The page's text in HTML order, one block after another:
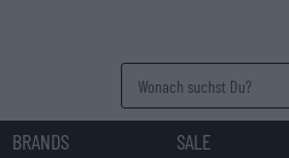
BRANDS SALE